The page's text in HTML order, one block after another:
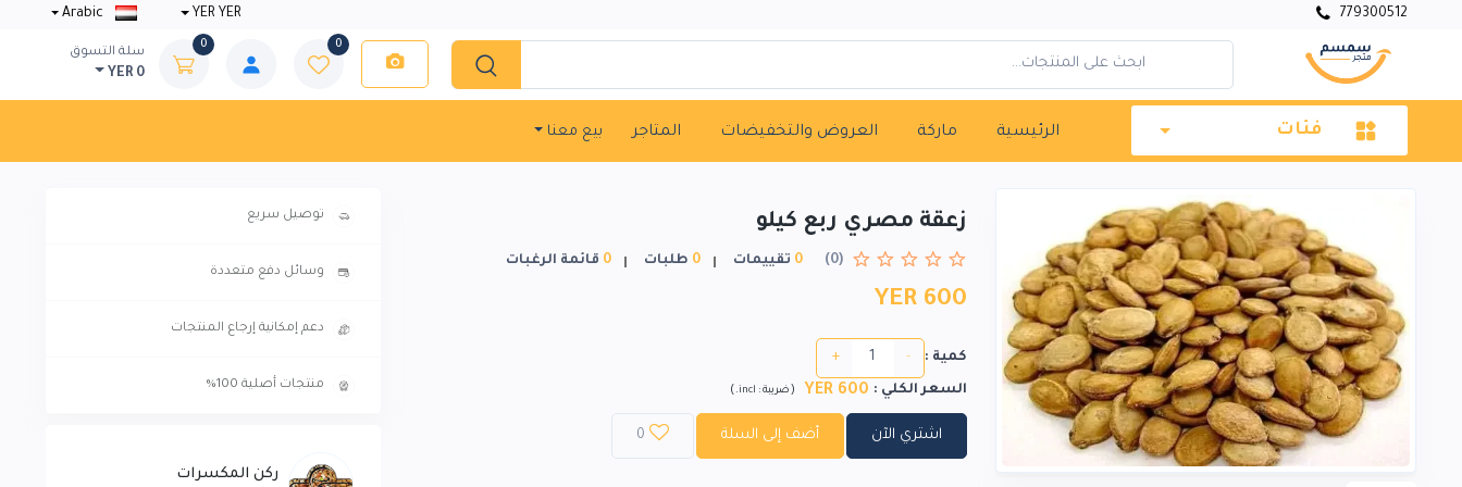
779300512
YER YER
0
0
سلة التسوق
YER 0
فئات الرئيسية ماركة العروض والتخفيضات المتاجر بيع معنا
زعقة مصري ربع كيلو
(0)
0 تقييمات 0 طلبات 0 قائمة الرغبات
YER 600
كمية : -
+
السعر الكلي :
600 YER
(ضريبة : incl.
)
اشتري الآن أضف إلى السلة 0
توصيل سريع
وسائل دفع متعددة
دعم إمكانية إرجاع المنتجات
منتجات أصلية 100%
ركن المكسرات